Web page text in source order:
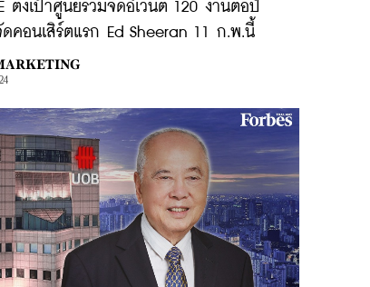
ตั้งเป้าศูนย์รวมจัดอีเวนต์ 120 งานต่อปี
ดคอนเสิร์ตแรก Ed Sheeran 11 ก.พ.นี้